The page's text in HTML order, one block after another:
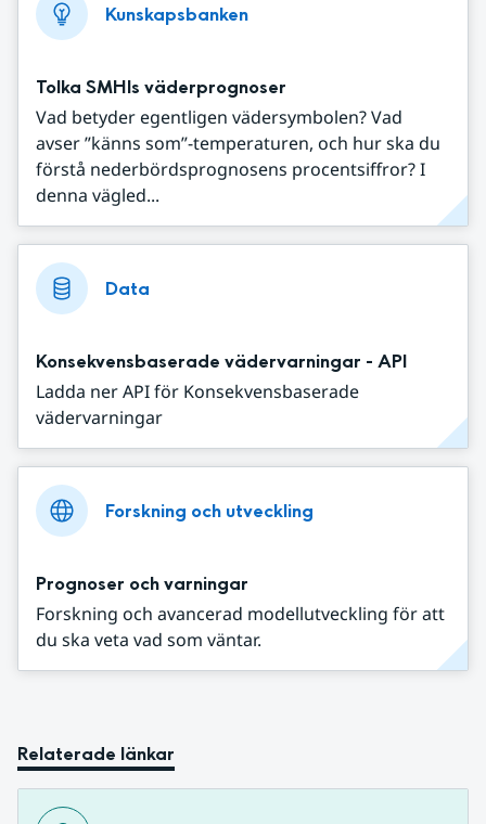
Kunskapsbanken
Tolka SMHIs väderprognoser
Vad betyder egentligen vädersymbolen? Vad
avser ”känns som”-temperaturen, och hur ska du
förstå nederbördsprognosens procentsiffror? I
denna vägled...
Data
Konsekvensbaserade vädervarningar - API
Ladda ner API för Konsekvensbaserade
vädervarningar
Forskning och utveckling
Prognoser och varningar
Forskning och avancerad modellutveckling för att
du ska veta vad som väntar.
Relaterade länkar